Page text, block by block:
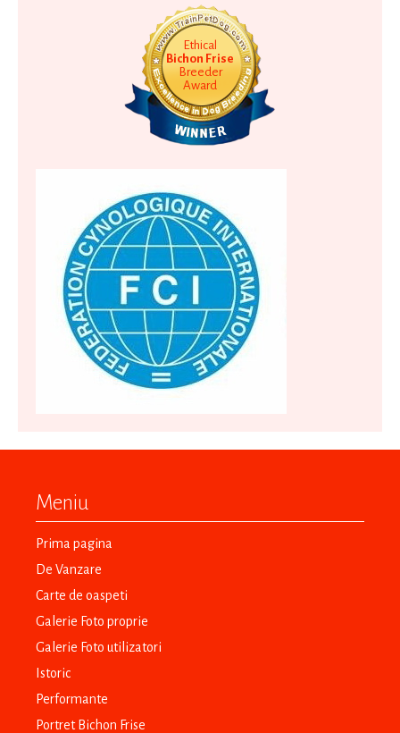
Ethical
Bichon Frise
Breeder
Award
Meniu
Prima pagina
De Vanzare
Carte de oaspeti
Galerie Foto proprie
Galerie Foto utilizatori
Istoric
Performante
Portret Bichon Frise